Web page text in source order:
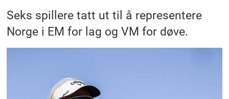
Seks spillere tatt ut til å representere
Norge i EM for lag og VM for døve.